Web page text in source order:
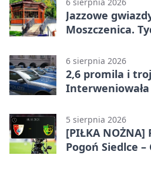
6 sierpnia 2026
Jazzowe
Moszczenica.
6 sierpnia 2026
2,6 promila i
5 sierpnia 2026
[PIŁKA NOŻNA]
Pogoń Siedlce –